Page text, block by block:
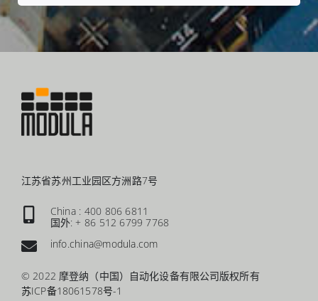
江苏省苏州工业园区方洲路7号
China : 400 806 6811
国外: + 86 512 6799 7768
info.china@modula.com
© 2022 摩登纳（中国）自动化设备有限公司版权所有
苏ICP备18061578号-1